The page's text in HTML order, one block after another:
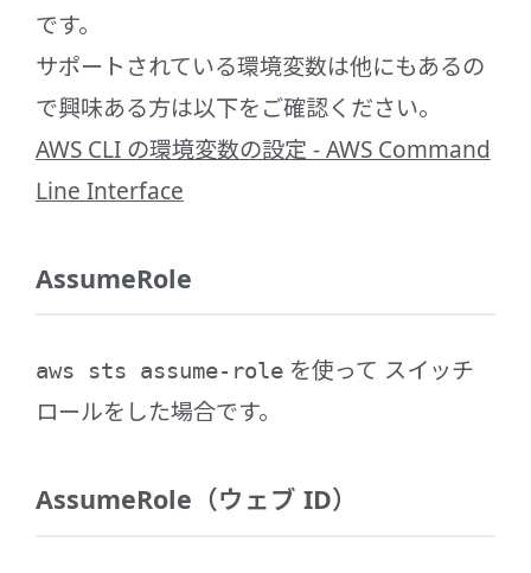
です。
サポートされている環境変数は他にもあるの
で興味ある方は以下をご確認ください。
AWS CLI の環境変数の設定 - AWS Command
Line Interface
AssumeRole
aws sts assume-roleを使って スイッチ
ロールをした場合です。
AssumeRole（ウェブ ID）